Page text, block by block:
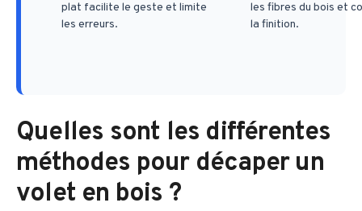
plat facilite le geste et limite
les erreurs.
les fibres du bois et
la finition.
Quelles sont les différentes
méthodes pour décaper un
volet en bois ?